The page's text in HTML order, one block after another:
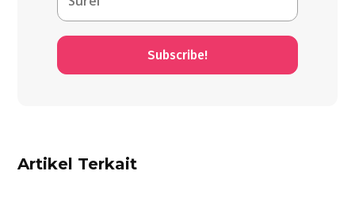
Subscribe!
Artikel Terkait